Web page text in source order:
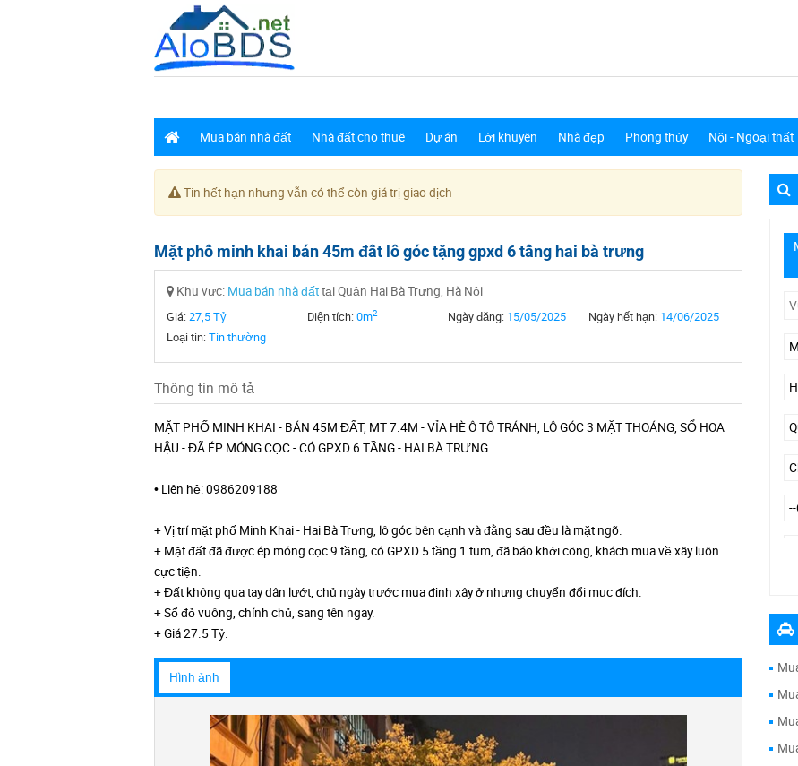
Mua bán nhà đất Nhà đất cho thuê Dự án Lời khuyên Nhà đẹp Phong thủy Nội - Ngoại thất
Tin hết hạn nhưng vẫn có thể còn giá trị giao dịch
Mặt phố minh khai bán 45m đất lô góc tặng gpxd 6 tầng hai bà trưng
Khu vực: Mua bán nhà đấttại Quận Hai Bà Trưng, Hà Nội
Giá:27,5 Tỷ Diện tích:0m2 Ngày đăng: 15/05/2025 Ngày hết hạn: 14/06/2025
Loại tin:Tin thường
Thông tin mô tả
MẶT PHỐ MINH KHAI - BÁN 45M ĐẤT, MT 7.4M - VỈA HÈ Ô TÔ TRÁNH, LÔ GÓC 3 MẶT THOÁNG, SỔ HOA
HẬU - ĐÃ ÉP MÓNG CỌC - CÓ GPXD 6 TẦNG - HAI BÀ TRƯNG
• Liên hệ: 0986209188
+ Vị trí mặt phố Minh Khai - Hai Bà Trưng, lô góc bên cạnh và đằng sau đều là mặt ngõ.
+ Mặt đất đã được ép móng cọc 9 tầng, có GPXD 5 tầng 1 tum, đã báo khởi công, khách mua về xây luôn
cực tiện.
+ Đất không qua tay dân lướt, chủ ngày trước mua định xây ở nhưng chuyển đổi mục đích.
+ Sổ đỏ vuông, chính chủ, sang tên ngay.
+ Giá 27.5 Tỷ.
Hình ảnh